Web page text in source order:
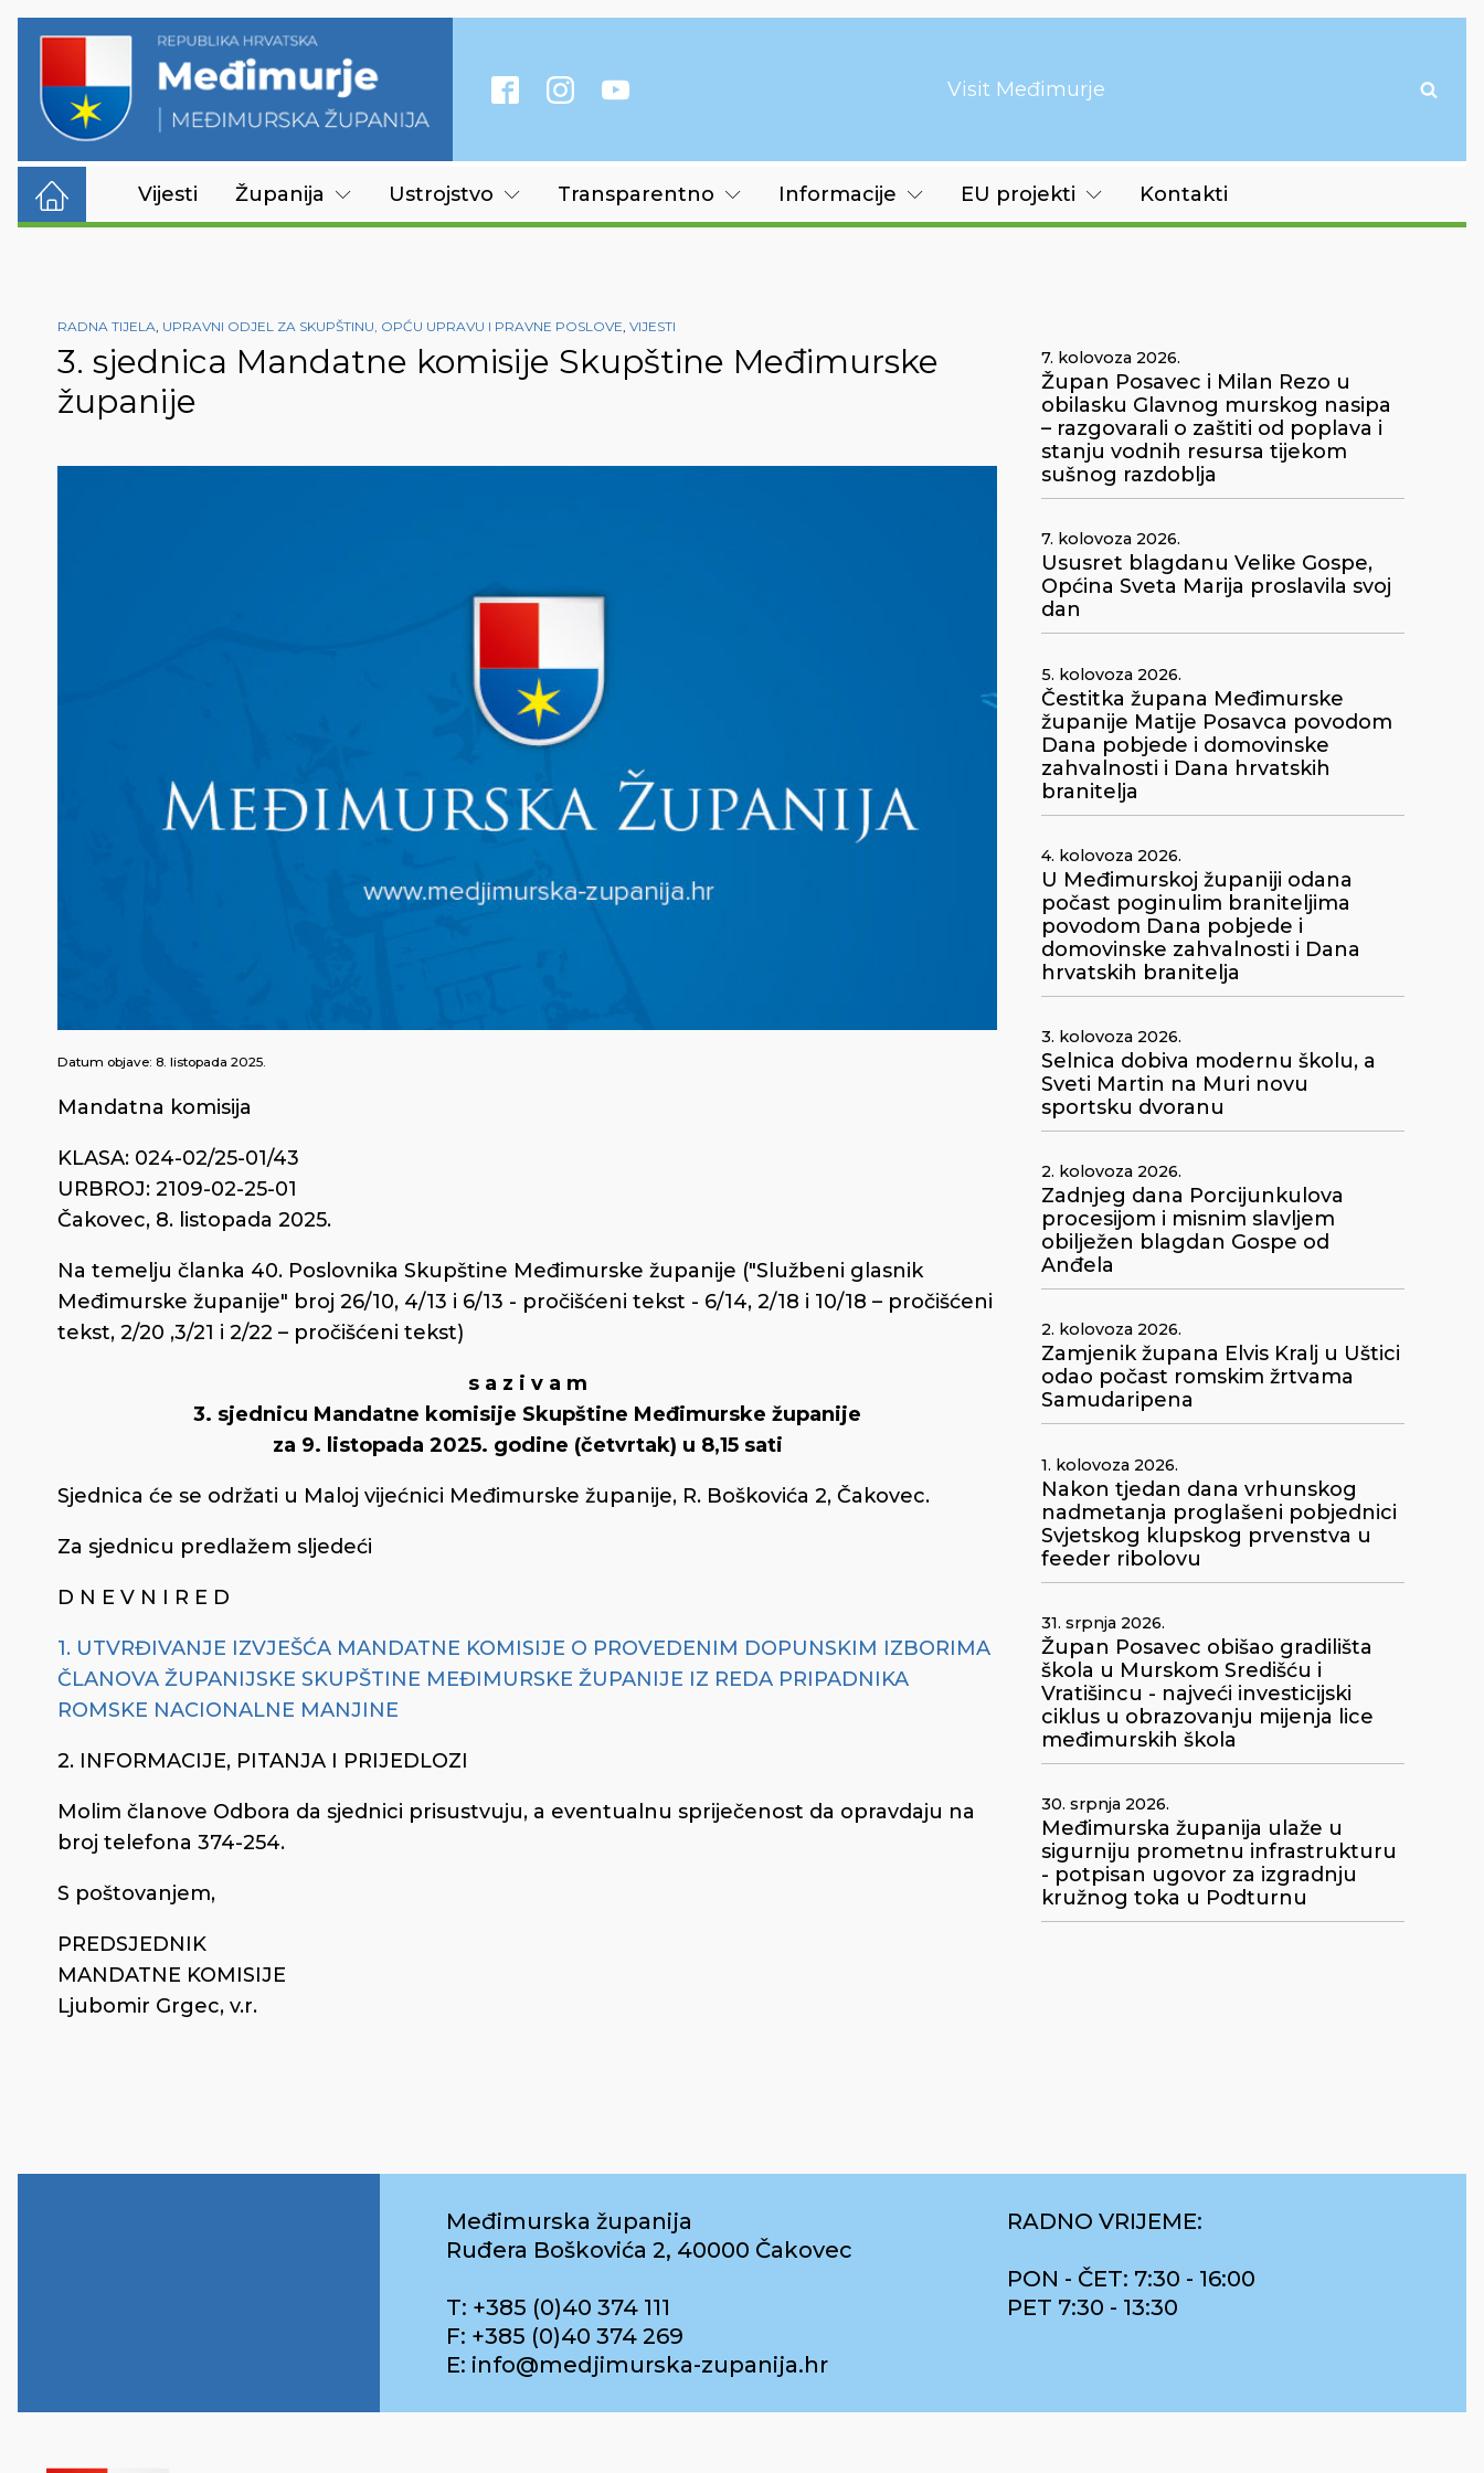
Visit Međimurje
Vijesti Županija Ustrojstvo Transparentno Informacije EU projekti Kontakti
RADNA TIJELA, UPRAVNI ODJEL ZA SKUPŠTINU, OPĆU UPRAVU I PRAVNE POSLOVE, VIJESTI
3. sjednica Mandatne komisije Skupštine Međimurske
županije
Datum objave: 8. listopada 2025.
Mandatna komisija
KLASA: 024-02/25-01/43
URBROJ: 2109-02-25-01
Čakovec, 8. listopada 2025.
Na temelju članka 40. Poslovnika Skupštine Međimurske županije ("Službeni glasnik
Međimurske županije" broj 26/10, 4/13 i 6/13 - pročišćeni tekst - 6/14, 2/18 i 10/18 – pročišćeni
tekst, 2/20 ,3/21 i 2/22 – pročišćeni tekst)
s a z i v a m
3. sjednicu Mandatne komisije Skupštine Međimurske županije
za 9. listopada 2025. godine (četvrtak) u 8,15 sati
Sjednica će se održati u Maloj vijećnici Međimurske županije, R. Boškovića 2, Čakovec.
Za sjednicu predlažem sljedeći
D N E V N I R E D
1. UTVRĐIVANJE IZVJEŠĆA MANDATNE KOMISIJE O PROVEDENIM DOPUNSKIM IZBORIMA
ČLANOVA ŽUPANIJSKE SKUPŠTINE MEĐIMURSKE ŽUPANIJE IZ REDA PRIPADNIKA
ROMSKE NACIONALNE MANJINE
2. INFORMACIJE, PITANJA I PRIJEDLOZI
Molim članove Odbora da sjednici prisustvuju, a eventualnu spriječenost da opravdaju na
broj telefona 374-254.
S poštovanjem,
PREDSJEDNIK
MANDATNE KOMISIJE
Ljubomir Grgec, v.r.
7. kolovoza 2026.
Župan Posavec i Milan Rezo u
obilasku Glavnog murskog nasipa
– razgovarali o zaštiti od poplava i
stanju vodnih resursa tijekom
sušnog razdoblja
7. kolovoza 2026.
Ususret blagdanu Velike Gospe,
Općina Sveta Marija proslavila svoj
dan
5. kolovoza 2026.
Čestitka župana Međimurske
županije Matije Posavca povodom
Dana pobjede i domovinske
zahvalnosti i Dana hrvatskih
branitelja
4. kolovoza 2026.
U Međimurskoj županiji odana
počast poginulim braniteljima
povodom Dana pobjede i
domovinske zahvalnosti i Dana
hrvatskih branitelja
3. kolovoza 2026.
Selnica dobiva modernu školu, a
Sveti Martin na Muri novu
sportsku dvoranu
2. kolovoza 2026.
Zadnjeg dana Porcijunkulova
procesijom i misnim slavljem
obilježen blagdan Gospe od
Anđela
2. kolovoza 2026.
Zamjenik župana Elvis Kralj u Uštici
odao počast romskim žrtvama
Samudaripena
1. kolovoza 2026.
Nakon tjedan dana vrhunskog
nadmetanja proglašeni pobjednici
Svjetskog klupskog prvenstva u
feeder ribolovu
31. srpnja 2026.
Župan Posavec obišao gradilišta
škola u Murskom Središću i
Vratišincu - najveći investicijski
ciklus u obrazovanju mijenja lice
međimurskih škola
30. srpnja 2026.
Međimurska županija ulaže u
sigurniju prometnu infrastrukturu
- potpisan ugovor za izgradnju
kružnog toka u Podturnu
Međimurska županija
Ruđera Boškovića 2, 40000 Čakovec
T: +385 (0)40 374 111
F: +385 (0)40 374 269
E: info@medjimurska-zupanija.hr
RADNO VRIJEME:
PON - ČET: 7:30 - 16:00
PET 7:30 - 13:30